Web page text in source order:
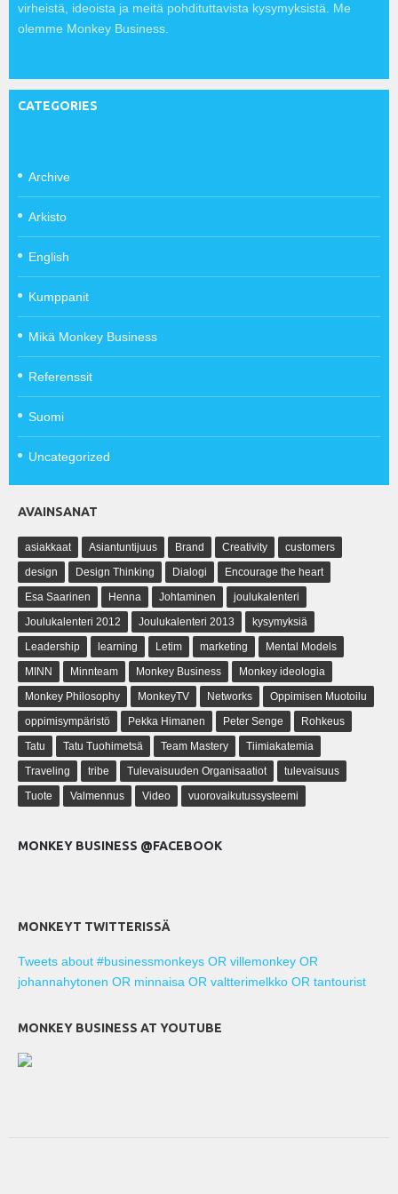
virheistä, ideoista ja meitä pohdituttavista kysymyksistä. Me
olemme Monkey Business.
CATEGORIES
Archive
Arkisto
English
Kumppanit
Mikä Monkey Business
Referenssit
Suomi
Uncategorized
AVAINSANAT
asiakkaat Asiantuntijuus Brand Creativity
customers
design
Design Thinking Dialogi
Encourage the heart
Esa Saarinen
Henna Johtaminen
joulukalenteri
Joulukalenteri 2012
Joulukalenteri 2013
kysymyksiä
Leadership
learning Letim marketing
Mental Models
MINN
Minnteam Monkey Business
Monkey ideologia
Monkey Philosophy
MonkeyTV Networks
Oppimisen Muotoilu
oppimisympäristö
Pekka Himanen Peter Senge
Rohkeus
Tatu
Tatu Tuohimetsä Team Mastery
Tiimiakatemia
Traveling
tribe Tulevaisuuden Organisaatiot
tulevaisuus
Tuote
Valmennus Video vuorovaikutussysteemi
MONKEY BUSINESS @FACEBOOK
MONKEYT TWITTERISSÄ
Tweets about #businessmonkeys OR villemonkey OR
johannahytonen OR minnaisa OR valtterimelkko OR tantourist
MONKEY BUSINESS AT YOUTUBE